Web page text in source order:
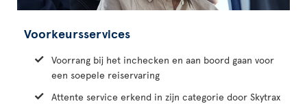
Voorkeursservices
Voorrang bij het inchecken en aan boord gaan voor
een soepele reiservaring
Attente service erkend in zijn categorie door Skytrax